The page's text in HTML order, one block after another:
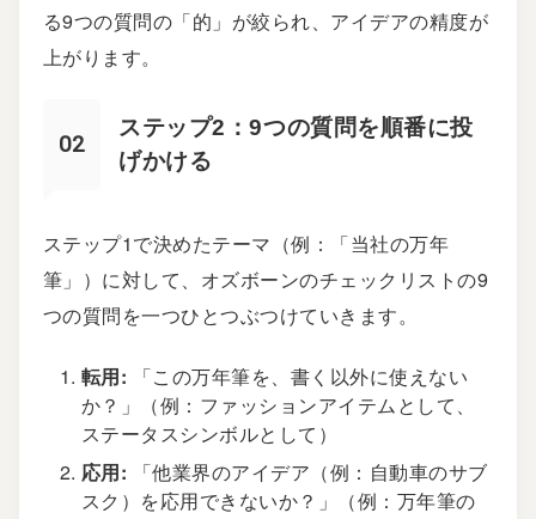
る9つの質問の「的」が絞られ、アイデアの精度が
上がります。
ステップ2：9つの質問を順番に投
げかける
ステップ1で決めたテーマ（例：「当社の万年
筆」）に対して、オズボーンのチェックリストの9
つの質問を一つひとつぶつけていきます。
転用: 「この万年筆を、書く以外に使えない
か？」（例：ファッションアイテムとして、
ステータスシンボルとして）
応用: 「他業界のアイデア（例：自動車のサブ
スク）を応用できないか？」（例：万年筆の